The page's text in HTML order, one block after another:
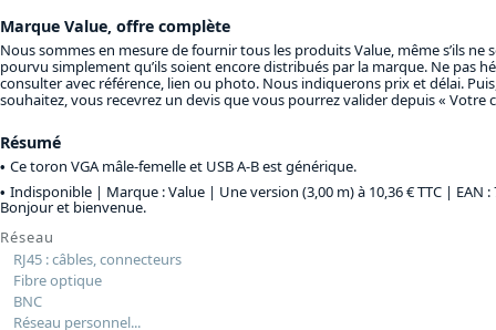
Marque Value, offre complète
Nous sommes en mesure de fournir tous les produits Value, même s’ils ne
pourvu simplement qu’ils soient encore distribués par la marque. Ne pas
consulter avec référence, lien ou photo. Nous indiquerons prix et délai.
souhaitez, vous recevrez un devis que vous pourrez valider depuis « Votre
Résumé
Ce toron VGA mâle-femelle et USB A-B est générique.
Indisponible | Marque : Value | Une version (3,00 m) à 10,36 € TTC | EAN :
Bonjour et bienvenue.
Réseau
RJ45 : câbles, connecteurs
Fibre optique
BNC
Réseau personnel...